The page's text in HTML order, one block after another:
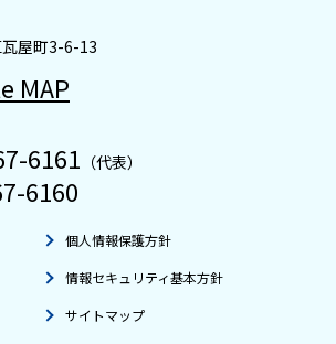
屋町3-6-13
MAP
6161 （代表）
6160
個人情報保護方針
情報セキュリティ基本方針
サイトマップ